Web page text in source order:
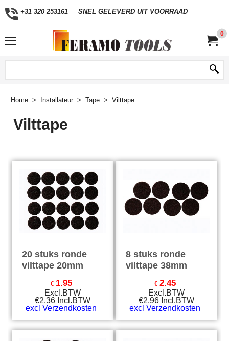
+31 320 253161 SNEL GELEVERD UIT VOORRAAD
0
Home > Installateur > Tape > Vilttape
Vilttape
20 stuks ronde
vilttape 20mm
€ 1.95
Excl.BTW
€2.36 Incl.BTW
excl Verzendkosten
8 stuks ronde
vilttape 38mm
€ 2.45
Excl.BTW
€2.96 Incl.BTW
excl Verzendkosten